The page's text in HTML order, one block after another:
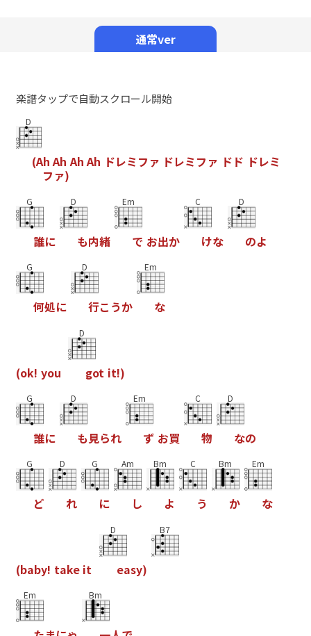
通常ver
楽譜タップで自動スクロール開始
D
(Ah Ah Ah Ah ドレミフ ァ ドレミフ ァ ド ド ドレミ
フ ァ)
G
誰に
D
も内緒
Em
で お出か
C
けな
D
のよ
G
何処に
D
行こ うか
Em
な
(ok! you
D
got it!)
G
誰に
D
も見られ
Em
ず お買
C
物
D
なの
G
ど
D
れ
G
に
Am
し
Bm
よ
C
う
Bm
か
Em
な
(baby! take it
D
easy)
B7
Em Bm